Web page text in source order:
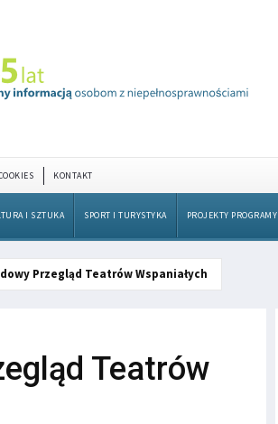
KONTAKT
I SZTUKA SPORT I TURYSTYKA PROJEKTY PROGRAMY
Przegląd Teatrów Wspaniałych
Teatrów